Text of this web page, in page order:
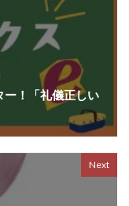
ー！「礼儀正しい
Next